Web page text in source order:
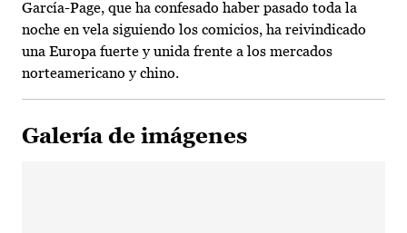
García-Page, que ha confesado haber pasado toda la
noche en vela siguiendo los comicios, ha reivindicado
una Europa fuerte y unida frente a los mercados
norteamericano y chino.
Galería de imágenes